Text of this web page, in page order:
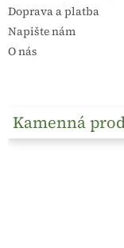
Doprava a platba
Napište nám
O nás
Kamenná